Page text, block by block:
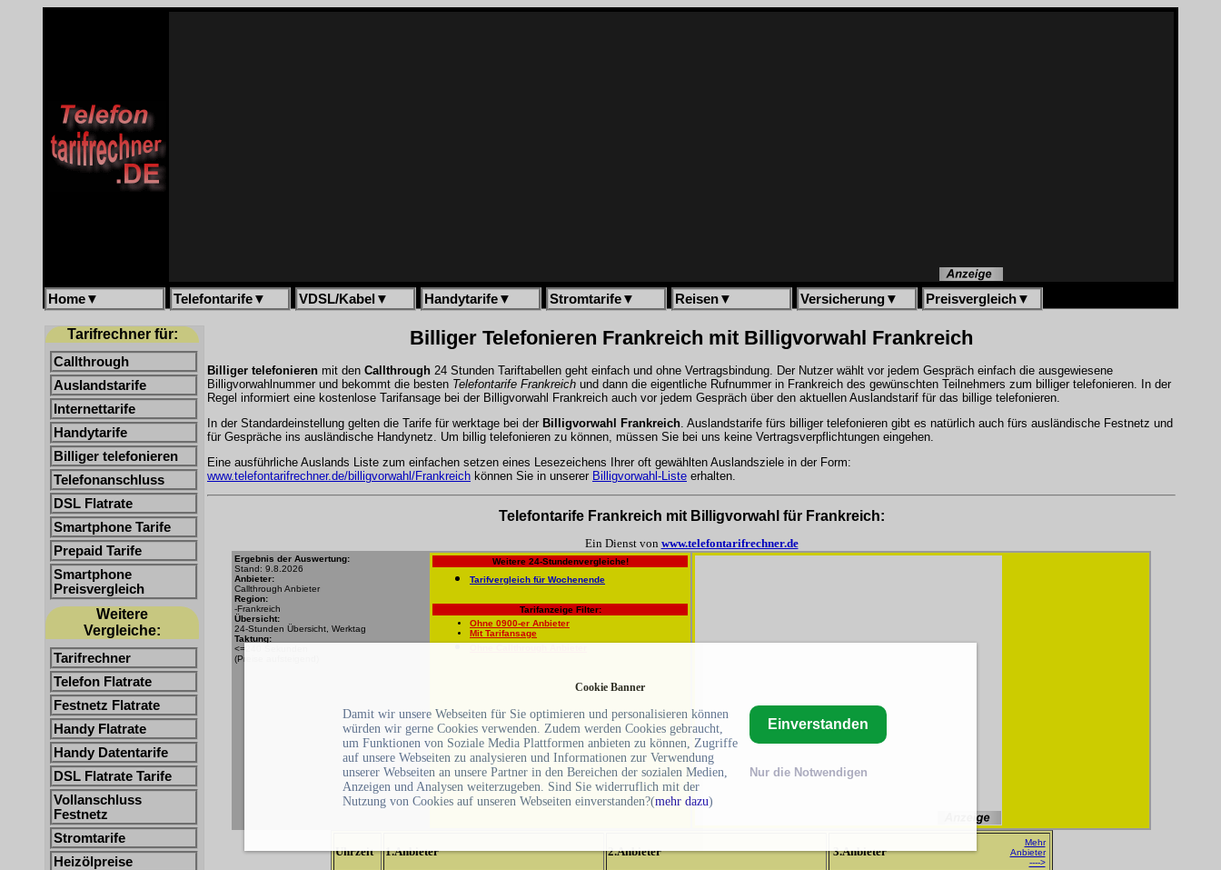
Home▼ Telefontarife▼ VDSL/Kabel ▼ Handytarife▼ Stromtarife▼ Reisen▼ Versicherung▼ Preisvergleich▼
Tarifrechner für:
Callthrough
Auslandstarife
Internettarife
Handytarife
Billiger telefonieren
Telefonanschluss
DSL Flatrate
Smartphone Tarife
Prepaid Tarife
Smartphone
Preisvergleich
Weitere
Vergleiche:
Tarifrechner
Telefon Flatrate
Festnetz Flatrate
Handy Flatrate
Handy Datentarife
DSL Flatrate Tarife
Vollanschluss
Festnetz
Stromtarife
Heizölpreise
Billiger Telefonieren Frankreich mit Billigvorwahl Frankreich
Billiger telefonieren mit den Callthrough 24 Stunden Tariftabellen geht einfach und ohne Vertragsbindung. Der Nutzer wählt vor jedem Gespräch einfach die ausgewiesene
Billigvorwahlnummer und bekommt die besten Telefontarife Frankreich und dann die eigentliche Rufnummer in Frankreich des gewünschten Teilnehmers zum billiger telefonieren. In der
Regel informiert eine kostenlose Tarifansage bei der Billigvorwahl Frankreich auch vor jedem Gespräch über den aktuellen Auslandstarif für das billige telefonieren.
In der Standardeinstellung gelten die Tarife für werktage bei der Billigvorwahl Frankreich. Auslandstarife fürs billiger telefonieren gibt es natürlich auch fürs ausländische Festnetz und
für Gespräche ins ausländische Handynetz. Um billig telefonieren zu können, müssen Sie bei uns keine Vertragsverpflichtungen eingehen.
Eine ausführliche Auslands Liste zum einfachen setzen eines Lesezeichens Ihrer oft gewählten Auslandsziele in der Form:
www.telefontarifrechner.de/billigvorwahl/Frankreich können Sie in unserer Billigvorwahl-Liste erhalten.
Telefontarife Frankreich mit Billigvorwahl für Frankreich:
Ein Dienst von www.telefontarifrechner.de
Ergebnis der Auswertung:
Stand: 9.8.2026
Anbieter:
Callthrough Anbieter
Region:
-Frankreich
Übersicht:
24-Stunden Übersicht, Werktag
Taktung:
<=240 Sekunden
(Preise aufsteigend)
Weitere 24-Stundenvergleiche!
Tarifvergleich für Wochenende
Tarifanzeige Filter:
Ohne 0900-er Anbieter
Mit Tarifansage
Uhrzeit 1.Anbieter 2.Anbieter 3.Anbieter
Mehr
Anbieter
---->
Cookie Banner
Damit wir unsere Webseiten für Sie optimieren und personalisieren können
würden wir gerne Cookies verwenden. Zudem werden Cookies gebraucht,
um Funktionen von Soziale Media Plattformen anbieten zu können, Zugriffe
auf unsere Webseiten zu analysieren und Informationen zur Verwendung
unserer Webseiten an unsere Partner in den Bereichen der sozialen Medien,
Anzeigen und Analysen weiterzugeben. Sind Sie widerruflich mit der
Nutzung von Cookies auf unseren Webseiten einverstanden?(mehr dazu)
Einverstanden
Nur die Notwendigen